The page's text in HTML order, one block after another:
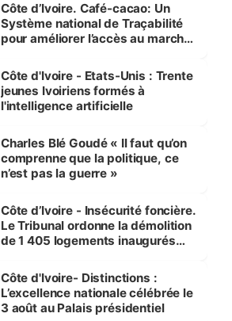
Côte d’Ivoire. Café-cacao: Un
Système national de Traçabilité
pour améliorer l’accès au marché
Côte d'Ivoire - Etats-Unis : Trente
jeunes Ivoiriens formés à
l'intelligence artificielle
Charles Blé Goudé « Il faut qu’on
comprenne que la politique, ce
n’est pas la guerre »
Côte d’Ivoire - Insécurité foncière.
Le Tribunal ordonne la démolition
de 1 405 logements inaugurés
Bassam
Côte d'Ivoire- Distinctions :
L’excellence nationale célébrée le
3 août au Palais présidentiel